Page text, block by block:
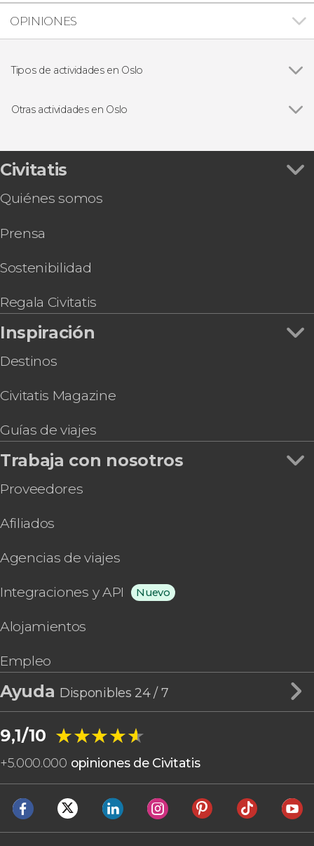
OPINIONES
Tipos de actividades en Oslo
Paseos en barco
Otras actividades en Oslo
Free tour de los contrastes de Oslo
Tour por el Parque Vigeland
Entrada a The Viking Planet
Tour en bicicleta por Oslo
Civitatis
Quiénes somos
Prensa
Sostenibilidad
Regala Civitatis
Inspiración
Destinos
Civitatis Magazine
Guías de viajes
Trabaja con nosotros
Proveedores
Afiliados
Agencias de viajes
Integraciones y API Nuevo
Alojamientos
Empleo
Ayuda Disponibles 24 / 7
9,1/10 ★★★★★
★★★★★
+5.000.000 opiniones de Civitatis